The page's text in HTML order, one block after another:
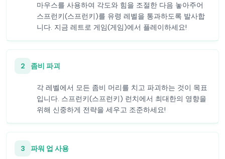
마우스를 사용하여 각도와 힘을 조절한 다음 놓아주어
스프런키(스프런키)를 유령 레벨을 통과하도록 발사합
니다. 지금 레트로 게임(게임)에서 플레이하세요!
2 좀비 파괴
각 레벨에서 모든 좀비 머리를 치고 파괴하는 것이 목표
입니다. 스프런키(스프런키) 런치에서 최대한의 영향을
위해 신중하게 전략을 세우고 조준하세요!
3 파워 업 사용